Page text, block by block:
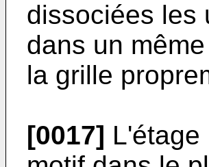
dissociées les
dans un
la grille
[0017]